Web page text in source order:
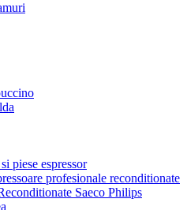
piese espressor
profesionale reconditionate
Saeco Philips